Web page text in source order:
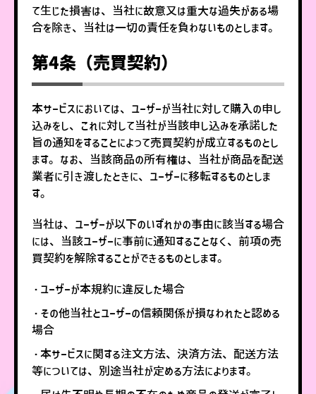
て生じた損害は、当社に故意又は重大な過失がある場
合を除き、当社は一切の責任を負わないものとします。
第4条（売買契約）
本サービスにおいては、ユーザーが当社に対して購入の申し
込みをし、これに対して当社が当該申し込みを承諾した
旨の通知をすることによって売買契約が成立するものとし
ます。なお、当該商品の所有権は、当社が商品を配送
業者に引き渡したときに、ユーザーに移転するものとしま
す。
当社は、ユーザーが以下のいずれかの事由に該当する場合
には、当該ユーザーに事前に通知することなく、前項の売
買契約を解除することができるものとします。
・ユーザーが本規約に違反した場合
・その他当社とユーザーの信頼関係が損なわれたと認める
場合
・本サービスに関する注文方法、決済方法、配送方法
等については、別途当社が定める方法によります。